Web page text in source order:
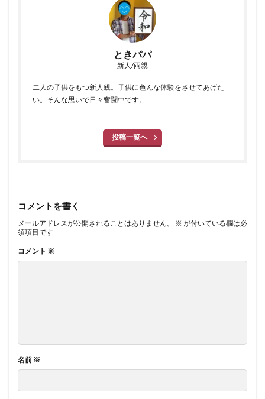
ときパパ
新人/両親
二人の子供をもつ新人親。子供に色んな体験をさせてあげた
い。そんな思いで日々奮闘中です。
投稿一覧へ
コメントを書く
メールアドレスが公開されることはありません。 ※ が付いている欄は必
須項目です
コメント ※
名前 ※